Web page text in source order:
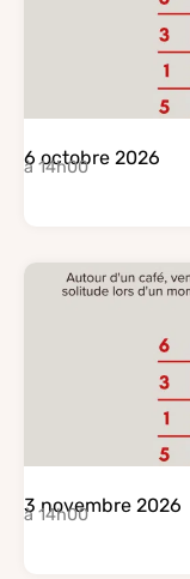
6 octobre 2026
à 14h00
3 novembre 2026
à 14h00